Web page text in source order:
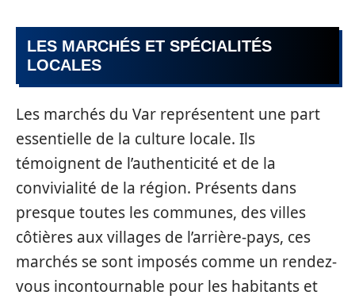
LES MARCHÉS ET SPÉCIALITÉS
LOCALES
Les marchés du Var représentent une part
essentielle de la culture locale. Ils
témoignent de l’authenticité et de la
convivialité de la région. Présents dans
presque toutes les communes, des villes
côtières aux villages de l’arrière-pays, ces
marchés se sont imposés comme un rendez-
vous incontournable pour les habitants et